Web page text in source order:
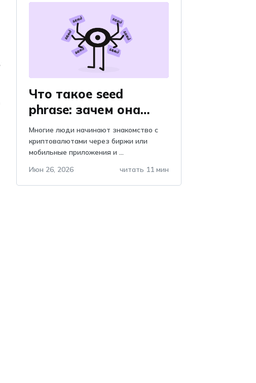
Что такое seed
phrase: зачем она
нужна, объяснение и
важность, почему
нельзя хранить в
telegram?
Многие люди начинают знакомство с
криптовалютами через биржи или
мобильные приложения и ...
Июн 26, 2026
читать 11 мин